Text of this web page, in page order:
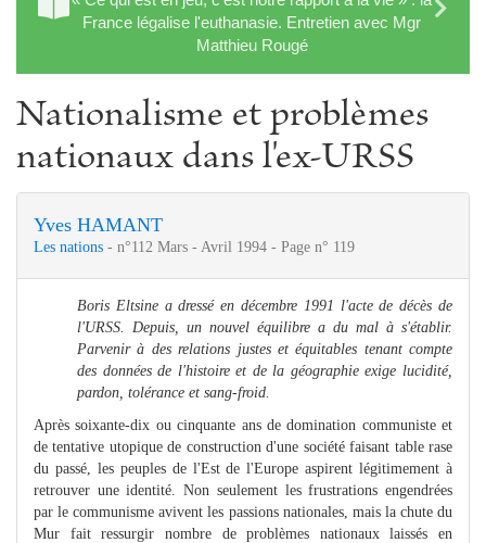
France légalise l'euthanasie. Entretien avec Mgr
Matthieu Rougé
Nationalisme et problèmes
nationaux dans l'ex-URSS
Yves HAMANT
Les nations - n°112 Mars - Avril 1994 - Page n° 119
Boris Eltsine a dressé en décembre 1991 l'acte de décès de
l'URSS. Depuis, un nouvel équilibre a du mal à s'établir.
Parvenir à des relations justes et équitables tenant compte
des données de l'histoire et de la géographie exige lucidité,
pardon, tolérance et sang-froid.
Après soixante-dix ou cinquante ans de domination communiste et
de tentative utopique de construction d'une société faisant table rase
du passé, les peuples de l'Est de l'Europe aspirent légitimement à
retrouver une identité. Non seulement les frustrations engendrées
par le communisme avivent les passions nationales, mais la chute du
Mur fait ressurgir nombre de problèmes nationaux laissés en